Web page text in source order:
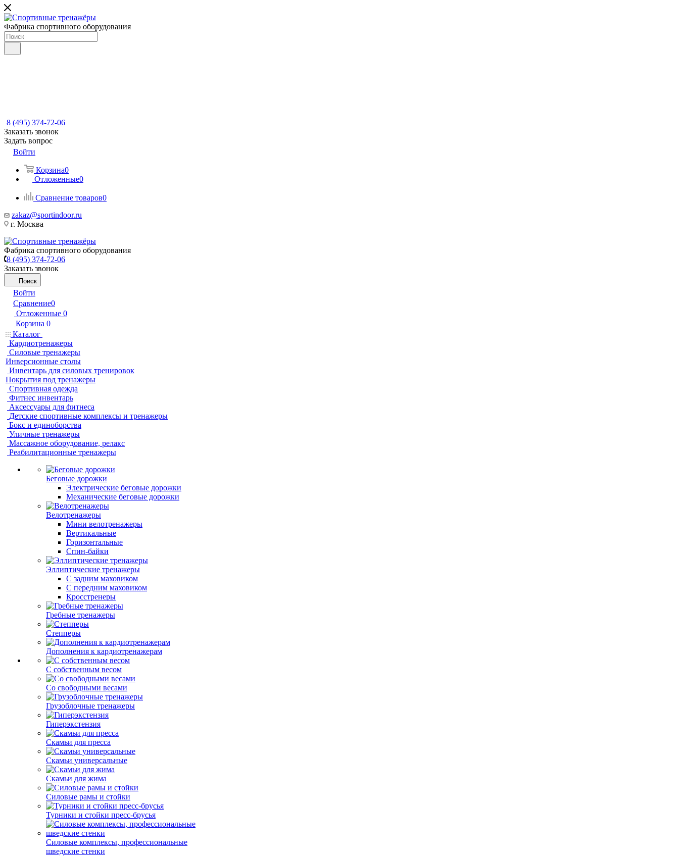
Фабрика спортивного оборудования
8 (495) 374-72-06
Заказать звонок
Задать вопрос
Войти
Корзина0
Отложенные0
Сравнение товаров0
zakaz@sportindoor.ru
г. Москва
Фабрика спортивного оборудования
8 (495) 374-72-06
Заказать звонок
Поиск
Войти
Сравнение0
Отложенные 0
Корзина 0
Каталог
Кардиотренажеры
Силовые тренажеры
Инверсионные столы
Инвентарь для силовых тренировок
Покрытия под тренажеры
Спортивная одежда
Фитнес инвентарь
Аксессуары для фитнеса
Детские спортивные комплексы и тренажеры
Бокс и единоборства
Уличные тренажеры
Массажное оборудование, релакс
Реабилитационные тренажеры
Беговые дорожки
Электрические беговые дорожки
Механические беговые дорожки
Велотренажеры
Мини велотренажеры
Вертикальные
Горизонтальные
Спин-байки
Эллиптические тренажеры
С задним маховиком
С передним маховиком
Кросстренеры
Гребные тренажеры
Степперы
Дополнения к кардиотренажерам
С собственным весом
Со свободными весами
Грузоблочные тренажеры
Гиперэкстензия
Скамьи для пресса
Скамьи универсальные
Скамьи для жима
Силовые рамы и стойки
Турники и стойки пресс-брусья
Силовые комплексы, профессиональные
шведские стенки